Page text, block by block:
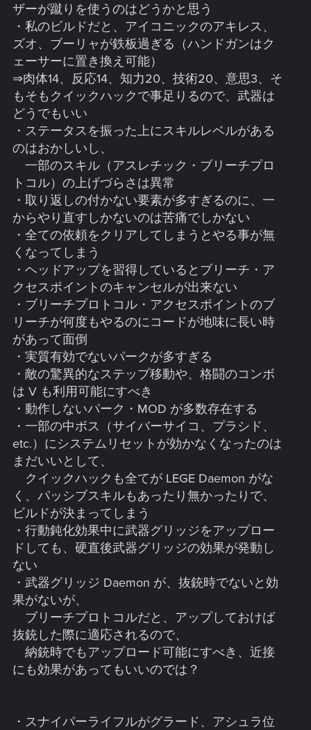
スティックの感度や入力方向がおかしい、ボタン入力に対
するレスポンスが遅い）
・アイテムやリスト（乗物など）を並び替えたい
・一度購入した乗物を売る、もしくはリストから一時的に
消す（倉庫に入れる、など）出来るようにすべき
・傭兵が使用する車両で、重装甲で VIP 輸送に使えるモノ
がないのはおかしい
・全体的に車両のデザインがダサい、ダサすぎる、買える
車が少ない
・加速と減速のバランスがおかしい車が多い（エンペラー
の減速はヒドすぎる）
・ヴィルフォール アルバラードは実際には後輪駆動なの
に、テキストでは前輪駆動になっている（壁に向かってア
クセルを踏むと、リアが空転する）
⇒フロントアクスル（シャフト）は、車軸の事を言うの
で、駆動輪とイコールではない
・バイクは殆ど損傷しないのに、グラベルなどでの車が損
傷しすぎ
・中途半端な距離の移動が面倒、もっと早く乗物が近くに
呼べるようにすべき
・乗物・武器の色ぐらいは変更したい
・乗り物の購入価格と修理価格が違いすぎる（だったら乗
物はもっと安くて良いはず）
・ギャングが高級車を乗り回しているのはおかしい
・保管庫やバックパックのフィルターにその他が必要（イ
ベントアイテムなど）、改造パーツとスコープは別にすべ
き、改造パーツも個数表示にすべき
・自宅・車・バイクの保管庫を共通にすべき、バイクの保
管庫は何が入れられるのか？
・クラフトで弾丸がデフォルト一番下なので、銃撃するの
が正直面倒（補充するのが毎回手間、どれだけ生成される
かも分からないので更に不便）
・クラフトアイテムが終盤凄く増えるので、アイコニック
など既にクラフト済で不要なモノは消えるべき
・クラフトしたアイテムの性能を見るのに、インベントリ
やバックパックから見ないといけないのは不便
・衣類のレジェンダリクラフト設計図の初回訪問時のみ販
売のバグ修正
・クラフトのアップグレードでレア度が変更できてもいい
・DPS 表示が指標とならないので、基準などを明記すべき
・全アイテムをレジェンダリへアップグレードできるよう
にすべき、もしくはスロットを増やせるようにすべき
・頭防具が絶望的に見た目がヒドいのを早急に改善すべき
・難易度ベリーハードだとスマッシャー・オダよりも
NCPD の方が圧倒的に強いのはおかしい
・格納庫に入った武器のステータスが見れないのは改善す
べき
・ステータスを振った上にスキルレベルがあるのはおかし
ザーが蹴りを使うのはどうかと思う
・私のビルドだと、アイコニックのアキレス、
ズオ、ブーリャが鉄板過ぎる（ハンドガンはク
ェーサーに置き換え可能）
⇒肉体14、反応14、知力20、技術20、意思3、そ
もそもクイックハックで事足りるので、武器は
どうでもいい
・ステータスを振った上にスキルレベルがある
のはおかしいし、
一部のスキル（アスレチック・ブリーチプロ
トコル）の上げづらさは異常
・取り返しの付かない要素が多すぎるのに、一
からやり直すしかないのは苦痛でしかない
・全ての依頼をクリアしてしまうとやる事が無
くなってしまう
・ヘッドアップを習得しているとブリーチ・ア
クセスポイントのキャンセルが出来ない
・ブリーチプロトコル・アクセスポイントのブ
リーチが何度もやるのにコードが地味に長い時
があって面倒
・実質有効でないパークが多すぎる
・敵の驚異的なステップ移動や、格闘のコンボ
は V も利用可能にすべき
・動作しないパーク・MOD が多数存在する
・一部の中ボス（サイバーサイコ、プラシド、
etc.）にシステムリセットが効かなくなったのは
まだいいとして、
クイックハックも全てが LEGE Daemon がな
く、パッシブスキルもあったり無かったりで、
ビルドが決まってしまう
・行動鈍化効果中に武器グリッジをアップロー
ドしても、硬直後武器グリッジの効果が発動し
ない
・武器グリッジ Daemon が、抜銃時でないと効
果がないが、
ブリーチプロトコルだと、アップしておけば
抜銃した際に適応されるので、
納銃時でもアップロード可能にすべき、近接
にも効果があってもいいのでは？
・スナイパーライフルがグラード、アシュラ位